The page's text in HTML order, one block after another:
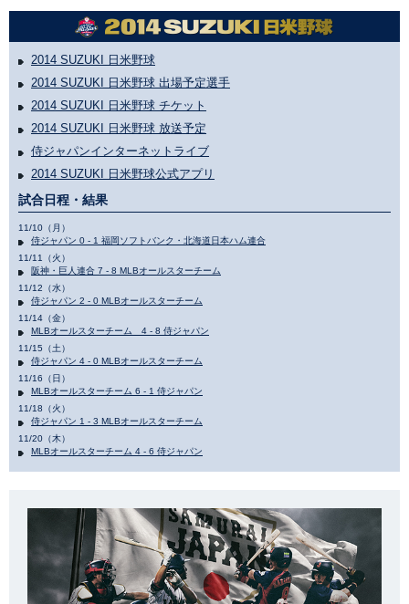
2014 SUZUKI 日米野球
2014 SUZUKI 日米野球 出場予定選手
2014 SUZUKI 日米野球 チケット
2014 SUZUKI 日米野球 放送予定
侍ジャパンインターネットライブ
2014 SUZUKI 日米野球公式アプリ
試合日程・結果
11/10（月）
侍ジャパン 0 - 1 福岡ソフトバンク・北海道日本ハム連合
11/11（火）
阪神・巨人連合 7 - 8 MLBオールスターチーム
11/12（水）
侍ジャパン 2 - 0 MLBオールスターチーム
11/14（金）
MLBオールスターチーム 4 - 8 侍ジャパン
11/15（土）
侍ジャパン 4 - 0 MLBオールスターチーム
11/16（日）
MLBオールスターチーム 6 - 1 侍ジャパン
11/18（火）
侍ジャパン 1 - 3 MLBオールスターチーム
11/20（木）
MLBオールスターチーム 4 - 6 侍ジャパン